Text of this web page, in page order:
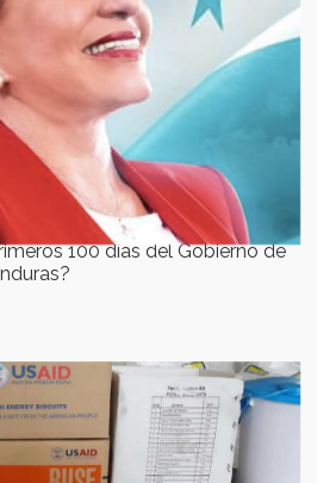
100 días del Gobierno de